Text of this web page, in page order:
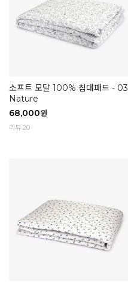
소프트 모달 100% 침대패드 - 03
Nature
68,000원
리뷰 20